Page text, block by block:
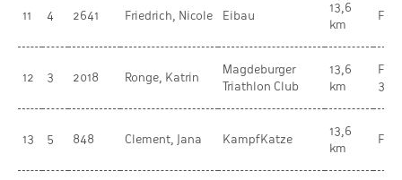
11 4 2641 Friedrich, Nicole Eibau
13,6
km
12 3 2018 Ronge, Katrin
Magdeburger
Triathlon Club
13,6
km
30-
13 5 848 Clement, Jana KampfKatze
13,6
km